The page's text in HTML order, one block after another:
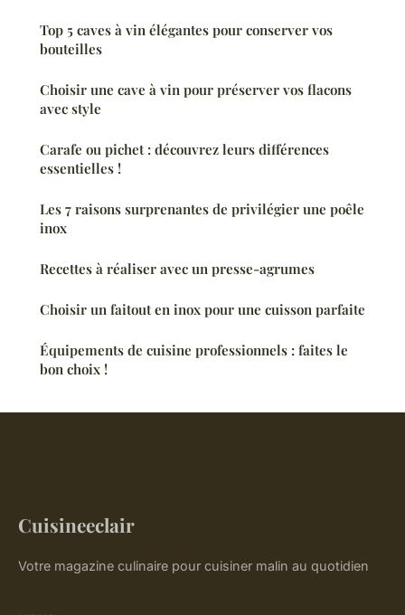
Top 5 caves à vin élégantes pour conserver vos
bouteilles
Choisir une cave à vin pour préserver vos flacons
avec style
Carafe ou pichet : découvrez leurs différences
essentielles !
Les 7 raisons surprenantes de privilégier une poêle
inox
Recettes à réaliser avec un presse-agrumes
Choisir un faitout en inox pour une cuisson parfaite
Équipements de cuisine professionnels : faites le
bon choix !
Cuisineeclair
Votre magazine culinaire pour cuisiner malin au quotidien